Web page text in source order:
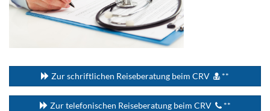
Zur schriftlichen Reiseberatung beim CRV **
Zur telefonischen Reiseberatung beim CRV **